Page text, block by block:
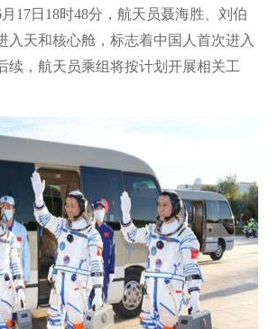
17日18时48分，航天员聂海胜、刘伯
入天和核心舱，标志着中国人首次进入
续，航天员乘组将按计划开展相关工